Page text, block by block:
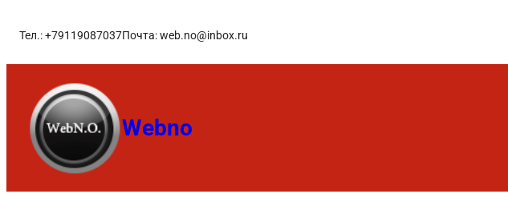
Тел.: +79119087037Почта: web.no@inbox.ru
Webno